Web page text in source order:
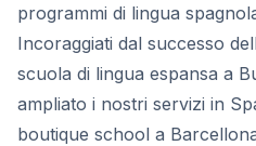
programmi di lingua
Incoraggiati dal successo
scuola di lingua espansa a
ampliato i nostri servizi in
boutique school a